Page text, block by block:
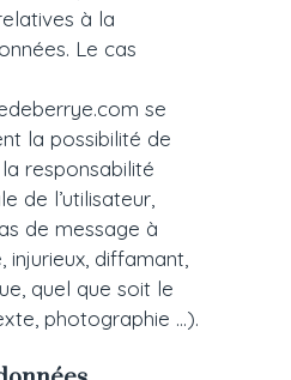
à la
Le cas
se
la possibilité de
responsabilité
de l’utilisateur,
de message à
diffamant,
quel que soit le
photographie …).